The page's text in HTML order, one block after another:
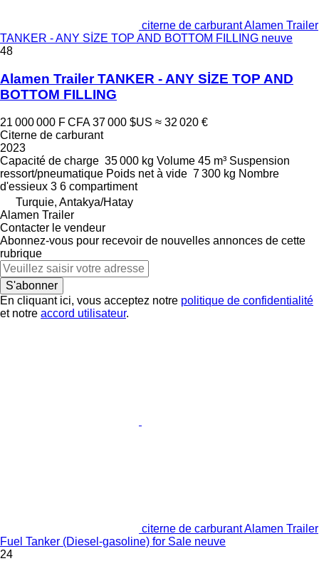
citerne de carburant Alamen Trailer
TANKER - ANY SİZE TOP AND BOTTOM FILLING neuve
48
Alamen Trailer TANKER - ANY SİZE TOP AND
BOTTOM FILLING
21 000 000 F CFA 37 000 $US ≈ 32 020 €
Citerne de carburant
2023
Capacité de charge 35 000 kg Volume 45 m³ Suspension
ressort/pneumatique Poids net à vide 7 300 kg Nombre
d'essieux 3 6 compartiment
Turquie, Antakya/Hatay
Alamen Trailer
Contacter le vendeur
Abonnez-vous pour recevoir de nouvelles annonces de cette
rubrique
S'abonner
En cliquant ici, vous acceptez notre politique de confidentialité
et notre accord utilisateur.
citerne de carburant Alamen Trailer
Fuel Tanker (Diesel-gasoline) for Sale neuve
24